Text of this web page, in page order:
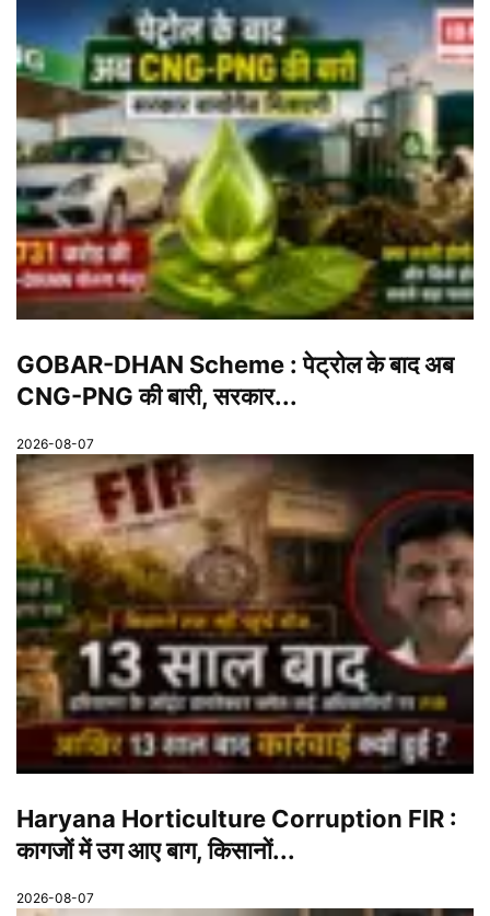
GOBAR-DHAN Scheme : पेट्रोल के बाद अब
CNG-PNG की बारी, सरकार...
2026-08-07
Haryana Horticulture Corruption FIR :
कागजों में उग आए बाग, किसानों...
2026-08-07